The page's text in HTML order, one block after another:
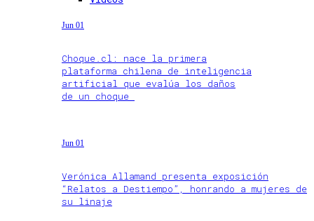
Jun 01
Choque.cl: nace la primera
plataforma chilena de inteligencia
artificial que evalúa los daños
de un choque
Jun 01
Verónica Allamand presenta exposición
“Relatos a Destiempo”, honrando a mujeres de
su linaje